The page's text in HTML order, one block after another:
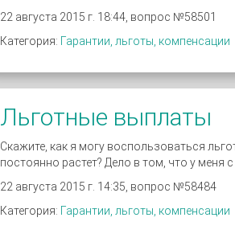
22 августа 2015 г. 18:44, вопрос №58501
Категория: Гарантии, льготы, компенсации
Льготные выплаты
Скажите, как я могу воспользоваться
постоянно растет? Дело в том, что у меня
22 августа 2015 г. 14:35, вопрос №58484
Категория: Гарантии, льготы, компенсации